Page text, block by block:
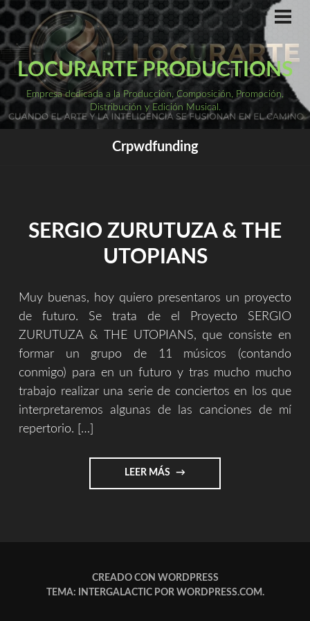
Saltar
al
contenido
LOCURARTE PRODUCTIONS
Empresa dedicada a la Producción, Composición, Promoción,
Distribución y Edición Musical.
Crpwdfunding
SERGIO ZURUTUZA & THE
UTOPIANS
Muy buenas, hoy quiero presentaros un proyecto
de futuro. Se trata de el Proyecto SERGIO
ZURUTUZA & THE UTOPIANS, que consiste en
formar un grupo de 11 músicos (contando
conmigo) para en un futuro y tras mucho mucho
trabajo realizar una serie de conciertos en los que
interpretaremos algunas de las canciones de mí
repertorio. […]
LEER MÁS "SERGIO
ZURUTUZA
CREADO CON WORDPRESS
TEMA: INTERGALACTIC POR WORDPRESS.COM.